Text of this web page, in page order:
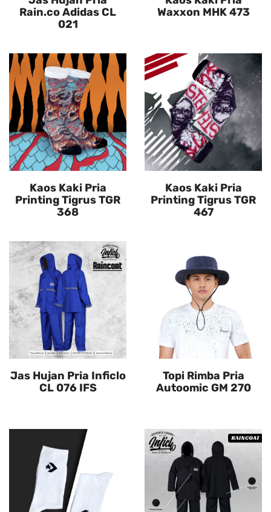
Rain.co Adidas CL
021
Waxxon MHK 473
Kaos Kaki Pria
Printing Tigrus TGR
368
Kaos Kaki Pria
Printing Tigrus TGR
467
Jas Hujan Pria Inficlo
CL 076 IFS
Topi Rimba Pria
Autoomic GM 270